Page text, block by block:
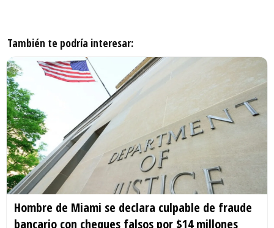
También te podría interesar:
Hombre de Miami se declara culpable de fraude
bancario con cheques falsos por $14 millones